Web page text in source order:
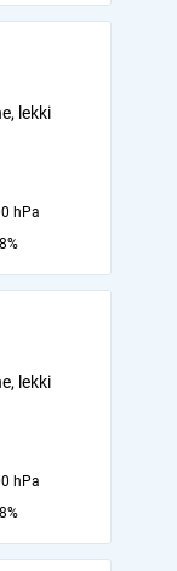
lekki
hPa
lekki
hPa